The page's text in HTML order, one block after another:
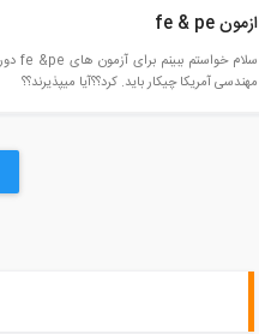
ازمون fe & pe
مهندسی آمریکا چیکار باید. کرد؟؟آیا میپذیرند؟؟